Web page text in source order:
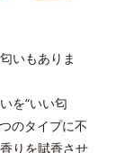
いもありま
を“いい匂
のタイプに不
りを賦香させ